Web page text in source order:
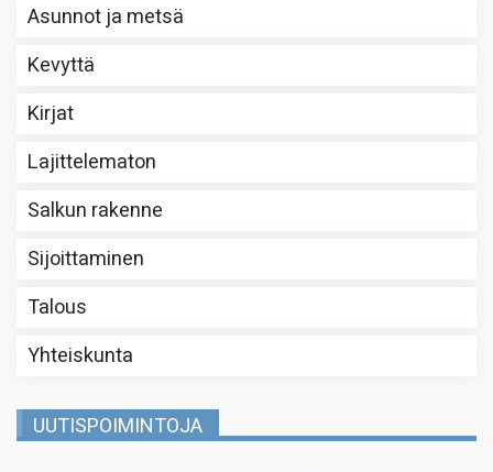
Asunnot ja metsä
Kevyttä
Kirjat
Lajittelematon
Salkun rakenne
Sijoittaminen
Talous
Yhteiskunta
UUTISPOIMINTOJA